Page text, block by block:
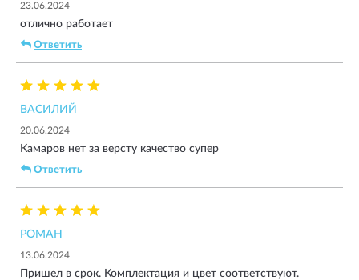
23.06.2024
отлично работает
Ответить
ВАСИЛИЙ
20.06.2024
Камаров нет за версту качество супер
Ответить
РОМАН
13.06.2024
Пришел в срок. Комплектация и цвет соответствуют.